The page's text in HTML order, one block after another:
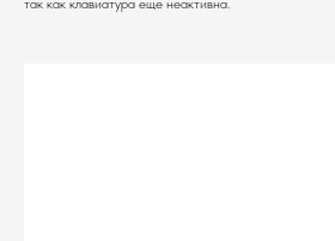
так как клавиатура еще неактивна.